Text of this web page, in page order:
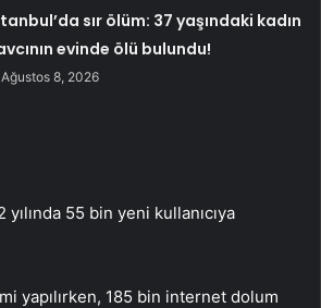
sır ölüm: 37 yaşındaki kadın
evinde ölü bulundu!
Ağustos 8, 2026
yılında 55 bin yeni kullanıcıya
yapılırken, 185 bin internet dolum